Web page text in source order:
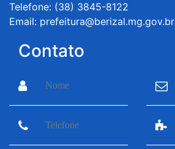
Telefone: (38) 3845-8122
Email: prefeitura@berizal.mg.gov.br
Contato